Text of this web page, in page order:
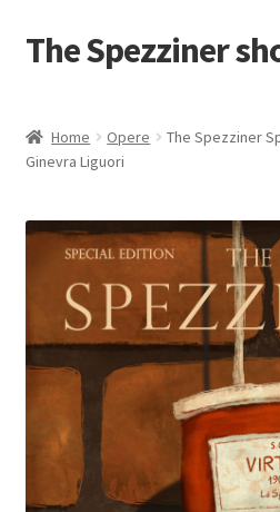
Vai
alla
Vai
al
The Spezziner
Carrello
Il mio account
Pagamento
Privacy Policy
Termini e condizioni – Politica di
Home Opere
The Spezziner
Ginevra Liguori